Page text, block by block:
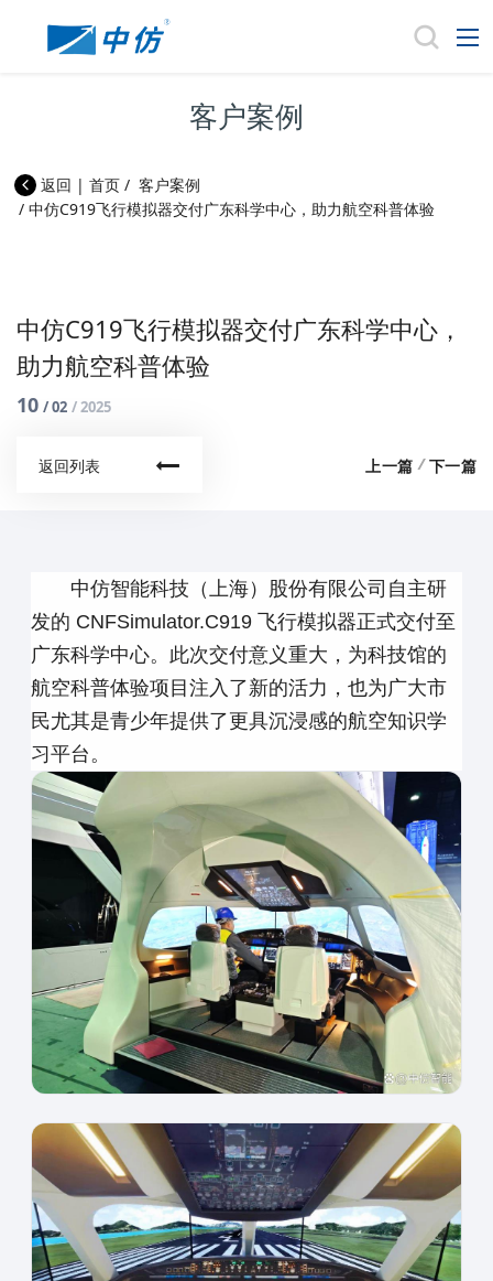
客户案例
返回 |首页 / 客户案例
/中仿C919飞行模拟器交付广东科学中心，助力航空科普体验
中仿C919飞行模拟器交付广东科学中心，
助力航空科普体验
10 / 02 / 2025
返回列表 上一篇 /下一篇
中仿智能科技（上海）股份有限公司自主研
发的 CNFSimulator.C919 飞行模拟器正式交付至
广东科学中心。此次交付意义重大，为科技馆的
航空科普体验项目注入了新的活力，也为广大市
民尤其是青少年提供了更具沉浸感的航空知识学
习平台。